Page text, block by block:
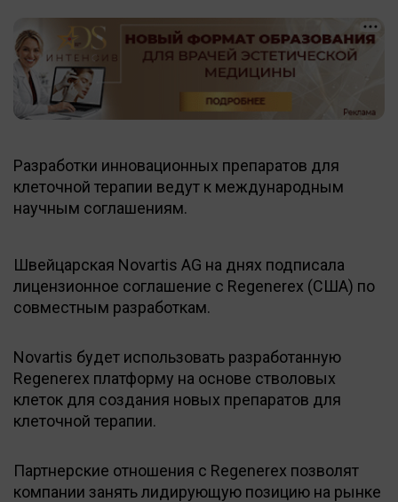
Разработки инновационных препаратов для
клеточной терапии ведут к международным
научным соглашениям.
Швейцарская Novartis AG на днях подписала
лицензионное соглашение с Regenerex (США) по
совместным разработкам.
Novartis будет использовать разработанную
Regenerex платформу на основе стволовых
клеток для создания новых препаратов для
клеточной терапии.
Партнерские отношения с Regenerex позволят
компании занять лидирующую позицию на рынке